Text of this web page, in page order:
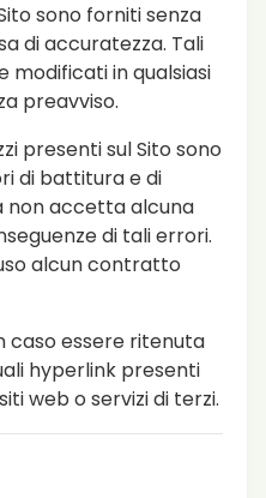
sono forniti senza
di accuratezza. Tali
modificati in qualsiasi
preavviso.
presenti sul Sito sono
di battitura e di
non accetta alcuna
di tali errori.
alcun contratto
caso essere ritenuta
hyperlink presenti
web o servizi di terzi.